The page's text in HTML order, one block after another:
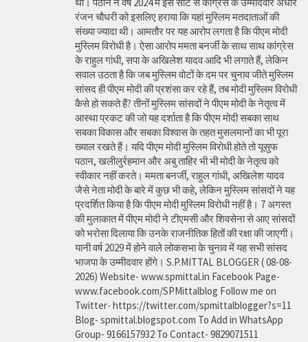
रंजन चौधरी को इसलिए हराया कि यहां मुस्लिम मतदाताओं की
संख्या ज्यादा थी। आमतौर पर यह आरोप लगता है कि पीएम मोदी
मुस्लिम विरोधी है। ऐसा आरोप ममता बनर्जी के साथ साथ कांग्रेस
के राहुल गांधी, सपा के अखिलेश यादव आदि भी लगाते हैं, लेकिन
सवाल उठता है कि जब मुस्लिम वोटों के दम पर चुनाव जीते मुस्लिम
सांसद ही पीएम मोदी की प्रशंसा कर रहे हैं, तब मोदी मुस्लिम विरोधी
कैसे हो सकते हैं? तीनों मुस्लिम सांसदों ने पीएम मोदी के नेतृत्व में
आस्था प्रकट की जो यह दर्शाता है कि पीएम मोदी सबका साथ
सबका विकास और सबका विश्वास के तहत मुसलमानों का भी पूरा
ख्याल रखते हैं। यदि पीएम मोदी मुस्लिम विरोधी होते तो यूसुफ
पठान, खलीलुर्रहमान और अबु ताहिर भी भी मोदी के नेतृत्व को
स्वीकार नहीं करते। ममता बनर्जी, राहुल गांधी, अखिलेश यादव
जैसे नेता मोदी के बारे में कुछ भी कहे, लेकिन मुस्लिम सांसदों ने यह
प्रदर्शित किया है कि पीएम मोदी मुस्लिम विरोधी नहीं है। 7 अगस्त
की मुलाकात में पीएम मोदी ने टीएमसी और शिवसेना से आए सांसदों
को भरोसा दिलाया कि उनके राजनीतिक हितों की रक्षा की जाएगी।
यानी वर्ष 2029 में होने वाले लोकसभा के चुनाव में यह सभी सांसद
भाजपा के उम्मीदवार होंगे। S.P.MITTAL BLOGGER ( 08-08-
2026) Website- www.spmittal.in Facebook Page-
www.facebook.com/SPMittalblog Follow me on
Twitter- https://twitter.com/spmittalblogger?s=11
Blog- spmittal.blogspot.com To Add in WhatsApp
Group- 9166157932 To Contact- 9829071511